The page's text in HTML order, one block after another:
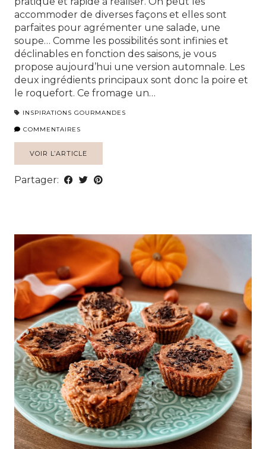
accommoder de diverses façons et elles sont
parfaites pour agrémenter une salade, une
soupe… Comme les possibilités sont infinies et
déclinables en fonction des saisons, je vous
propose aujourd’hui une version automnale. Les
deux ingrédients principaux sont donc la poire et
le roquefort. Ce fromage un…
INSPIRATIONS GOURMANDES
COMMENTAIRES
VOIR L’ARTICLE
Partager: